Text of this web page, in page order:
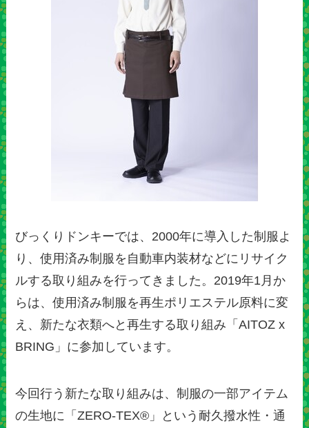
びっくりドンキーでは、2000年に導入した制服よ
り、使用済み制服を自動車内装材などにリサイク
ルする取り組みを行ってきました。2019年1月か
らは、使用済み制服を再生ポリエステル原料に変
え、新たな衣類へと再生する取り組み「AITOZ x
BRING」に参加しています。
今回行う新たな取り組みは、制服の一部アイテム
の生地に「ZERO-TEX®」という耐久撥水性・通